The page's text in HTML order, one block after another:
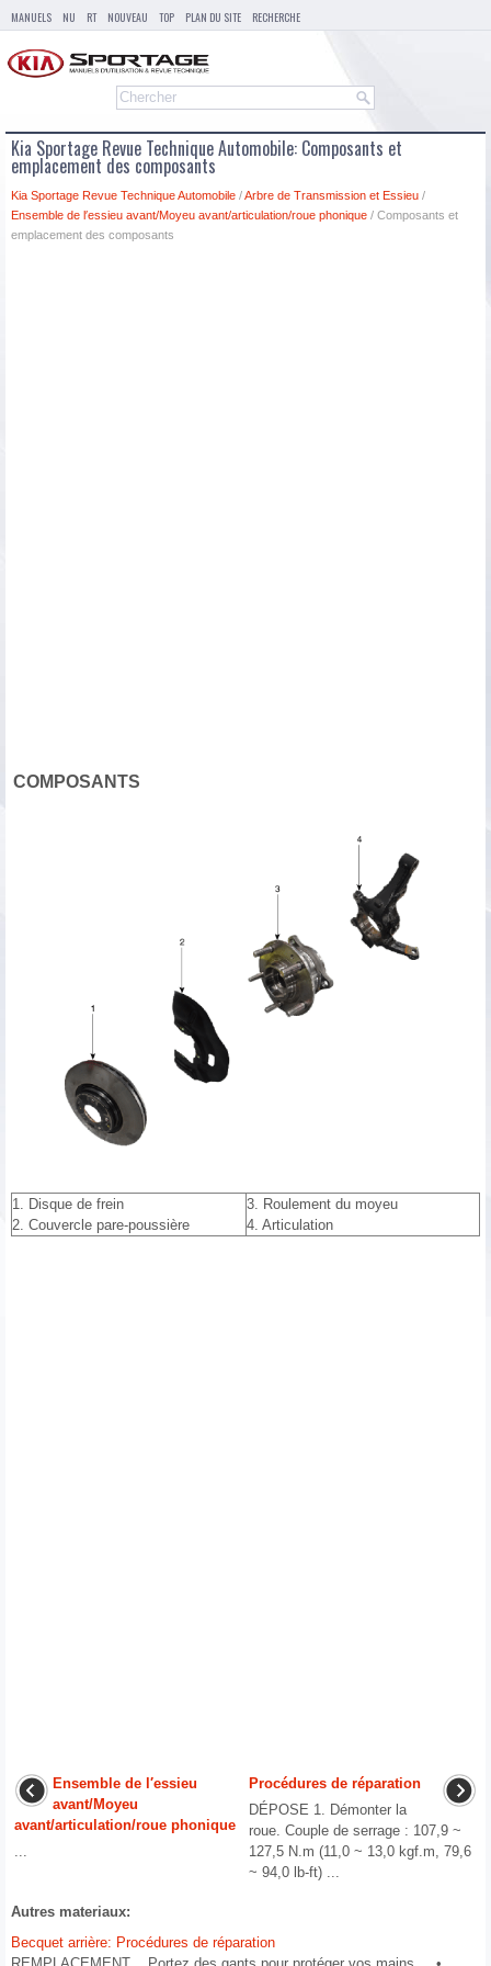
MANUELS NU RT NOUVEAU TOP PLAN DU SITE RECHERCHE
Kia Sportage Revue Technique Automobile: Composants et
emplacement des composants
Kia Sportage Revue Technique Automobile /Arbre de Transmission et Essieu /
Ensemble de l′essieu avant/Moyeu avant/articulation/roue phonique / Composants et
emplacement des composants
COMPOSANTS
1. Disque de frein
2. Couvercle pare-poussière
3. Roulement du moyeu
4. Articulation
Ensemble de l′essieu
avant/Moyeu
avant/articulation/roue phonique
Procédures de réparation
DÉPOSE 1. Démonter la
roue. Couple de serrage : 107,9 ~
127,5 N.m (11,0 ~ 13,0 kgf.m, 79,6
~ 94,0 lb-ft) ...
Autres materiaux:
Becquet arrière: Procédures de réparation